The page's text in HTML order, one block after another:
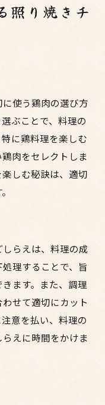
レンジレシピ
美味しく仕上げ
存方法
キンの作り方を
キンサンドの作
照り焼きチ
使う鶏肉の選び方
ぶことで、料理の
に鶏料理を楽しむ
肉をセレクトしま
しむ秘訣は、適切
らえは、料理の成
理することで、旨
ます。また、調理
せて適切にカット
意を払い、料理の
えに時間をかけま